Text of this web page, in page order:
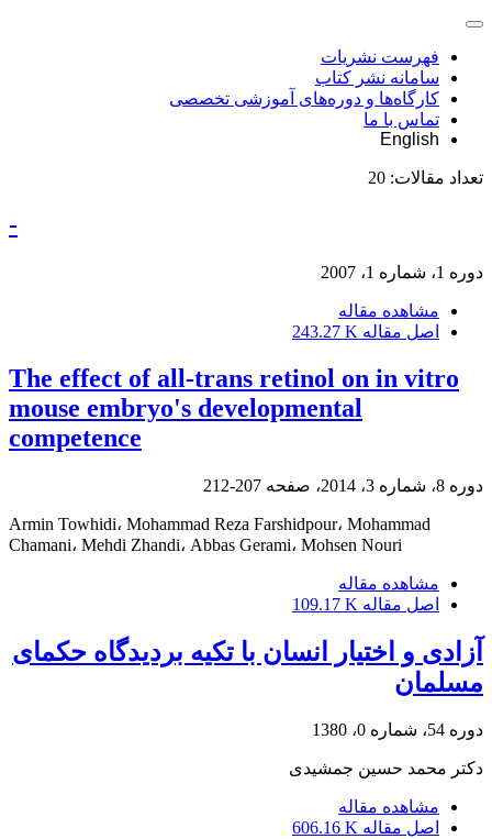
فهرست نشریات
سامانه نشر کتاب
کارگاه‌ها و دوره‌های آموزشی تخصصی
تماس با ما
English
تعداد مقالات: 20
-
دوره 1، شماره 1، 2007
مشاهده مقاله
اصل مقاله 243.27 K
The effect of all-trans retinol on in vitro
mouse embryo's developmental
competence
دوره 8، شماره 3، 2014، صفحه 207-212
Armin Towhidi، Mohammad Reza Farshidpour، Mohammad
Chamani، Mehdi Zhandi، Abbas Gerami، Mohsen Nouri
مشاهده مقاله
اصل مقاله 109.17 K
آزادی و اختیار انسان با تکیه بردیدگاه حکمای
مسلمان
دوره 54، شماره 0، 1380
دکتر محمد حسین جمشیدی
مشاهده مقاله
اصل مقاله 606.16 K